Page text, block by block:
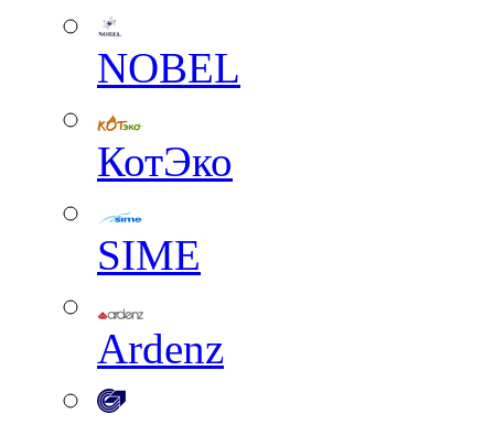
NOBEL
КотЭко
SIME
Ardenz